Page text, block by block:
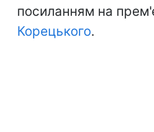
посиланням на
Корецького.